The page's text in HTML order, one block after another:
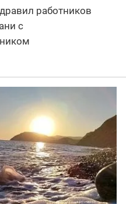
работников
с